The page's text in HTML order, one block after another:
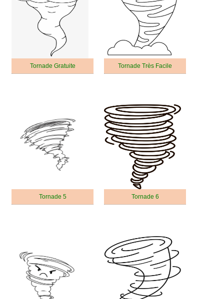
Tornade Gratuite Tornade Très Facile
Tornade 5 Tornade 6